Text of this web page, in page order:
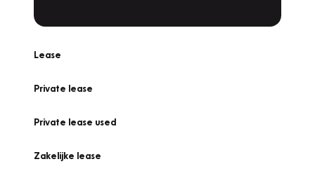
Lease
Private lease
Private lease used
Zakelijke lease